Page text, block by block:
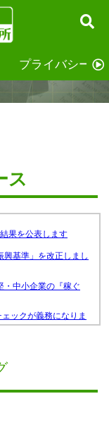
プライバシーポ
ス